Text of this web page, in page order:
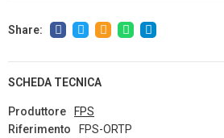
SCHEDA TECNICA
Produttore
FPS
Riferimento
FPS-ORTP